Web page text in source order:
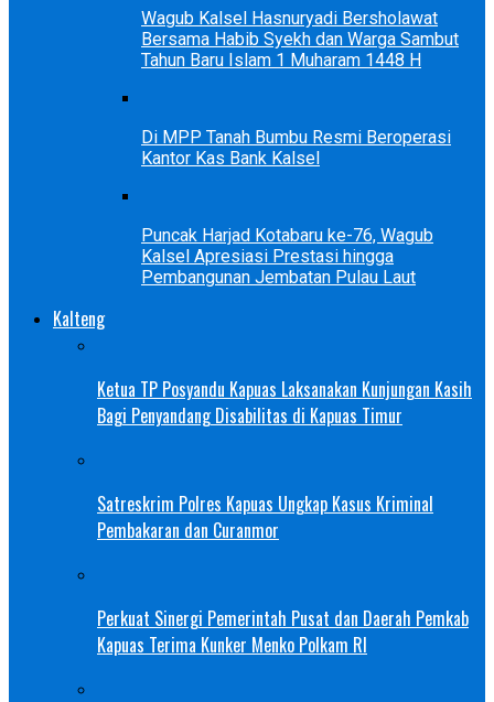
Wagub Kalsel Hasnuryadi Bersholawat
Bersama Habib Syekh dan Warga Sambut
Tahun Baru Islam 1 Muharam 1448 H
Di MPP Tanah Bumbu Resmi Beroperasi
Kantor Kas Bank Kalsel
Puncak Harjad Kotabaru ke-76, Wagub
Kalsel Apresiasi Prestasi hingga
Pembangunan Jembatan Pulau Laut
Kalteng
Ketua TP Posyandu Kapuas Laksanakan Kunjungan Kasih
Bagi Penyandang Disabilitas di Kapuas Timur
Satreskrim Polres Kapuas Ungkap Kasus Kriminal
Pembakaran dan Curanmor
Perkuat Sinergi Pemerintah Pusat dan Daerah Pemkab
Kapuas Terima Kunker Menko Polkam RI